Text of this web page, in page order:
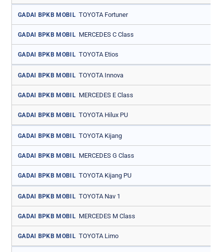
GADAI BPKB MOBIL TOYOTA Fortuner
GADAI BPKB MOBIL MERCEDES C Class
GADAI BPKB MOBIL TOYOTA Etios
GADAI BPKB MOBIL TOYOTA Innova
GADAI BPKB MOBIL MERCEDES E Class
GADAI BPKB MOBIL TOYOTA Hilux PU
GADAI BPKB MOBIL TOYOTA Kijang
GADAI BPKB MOBIL MERCEDES G Class
GADAI BPKB MOBIL TOYOTA Kijang PU
GADAI BPKB MOBIL TOYOTA Nav 1
GADAI BPKB MOBIL MERCEDES M Class
GADAI BPKB MOBIL TOYOTA Limo